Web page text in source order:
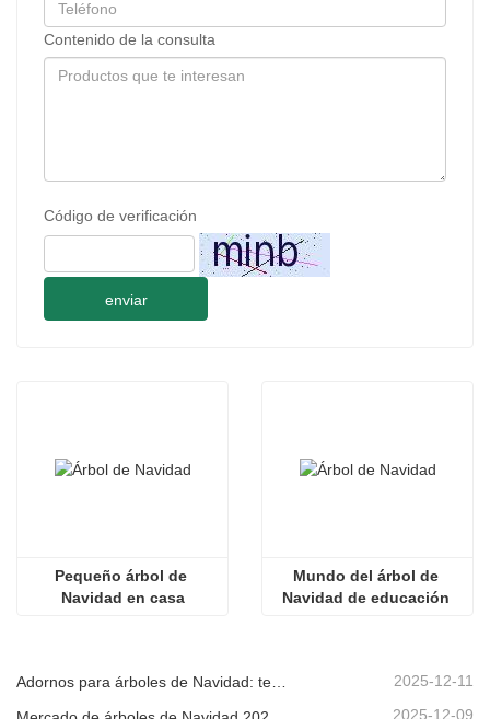
Contenido de la consulta
Código de verificación
enviar
Pequeño árbol de
Navidad en casa
Mundo del árbol de
Navidad de educación
Adornos para árboles de Navidad: tendencias del mercado, información sobre la cadena de suministro y guía de adquisiciones 2025 2025-12-11
2025-12-09